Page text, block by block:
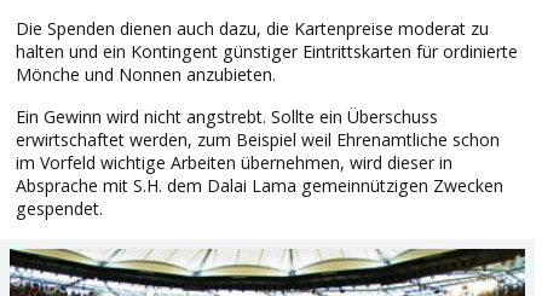
Die Spenden dienen auch dazu, die Kartenpreise moderat zu
halten und ein Kontingent günstiger Eintrittskarten für ordinierte
Mönche und Nonnen anzubieten.
Ein Gewinn wird nicht angstrebt. Sollte ein Überschuss
erwirtschaftet werden, zum Beispiel weil Ehrenamtliche schon
im Vorfeld wichtige Arbeiten übernehmen, wird dieser in
Absprache mit S.H. dem Dalai Lama gemeinnützigen Zwecken
gespendet.